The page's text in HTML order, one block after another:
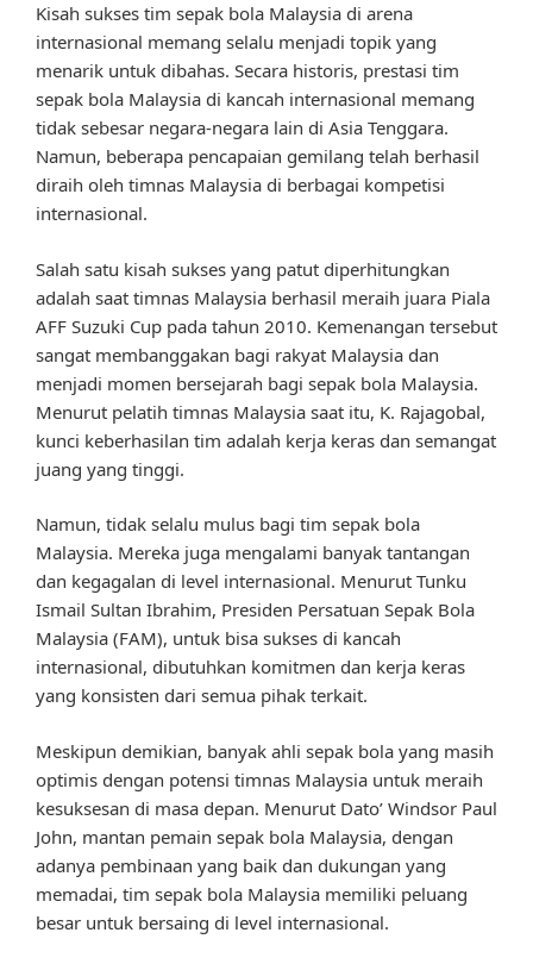
Kisah sukses tim sepak bola Malaysia di arena
internasional memang selalu menjadi topik yang
menarik untuk dibahas. Secara historis, prestasi tim
sepak bola Malaysia di kancah internasional memang
tidak sebesar negara-negara lain di Asia Tenggara.
Namun, beberapa pencapaian gemilang telah berhasil
diraih oleh timnas Malaysia di berbagai kompetisi
internasional.
Salah satu kisah sukses yang patut diperhitungkan
adalah saat timnas Malaysia berhasil meraih juara Piala
AFF Suzuki Cup pada tahun 2010. Kemenangan tersebut
sangat membanggakan bagi rakyat Malaysia dan
menjadi momen bersejarah bagi sepak bola Malaysia.
Menurut pelatih timnas Malaysia saat itu, K. Rajagobal,
kunci keberhasilan tim adalah kerja keras dan semangat
juang yang tinggi.
Namun, tidak selalu mulus bagi tim sepak bola
Malaysia. Mereka juga mengalami banyak tantangan
dan kegagalan di level internasional. Menurut Tunku
Ismail Sultan Ibrahim, Presiden Persatuan Sepak Bola
Malaysia (FAM), untuk bisa sukses di kancah
internasional, dibutuhkan komitmen dan kerja keras
yang konsisten dari semua pihak terkait.
Meskipun demikian, banyak ahli sepak bola yang masih
optimis dengan potensi timnas Malaysia untuk meraih
kesuksesan di masa depan. Menurut Dato’ Windsor Paul
John, mantan pemain sepak bola Malaysia, dengan
adanya pembinaan yang baik dan dukungan yang
memadai, tim sepak bola Malaysia memiliki peluang
besar untuk bersaing di level internasional.